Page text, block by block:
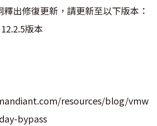
出修復更新，請更新至以下版本：
版本
resources/blog/vmw
bypass